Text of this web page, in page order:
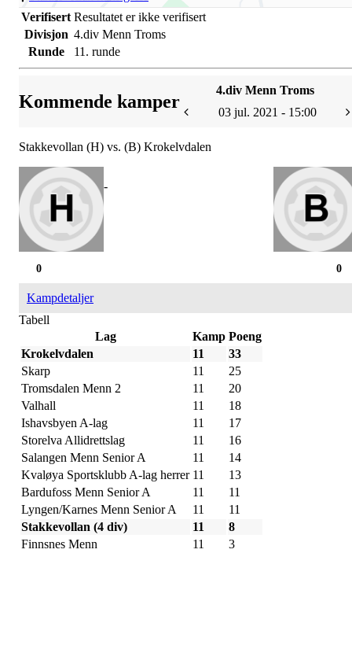
Verifisert Resultatet er ikke verifisert
Divisjon 4.div Menn Troms
Runde
11. runde
Kommende kamper
4.div Menn Troms
03 jul. 2021 - 15:00
Stakkevollan (H) vs. (B) Krokelvdalen
-
0
0
Kampdetaljer
Tabell
Lag
Kamp Poeng
Krokelvdalen
11
33
Skarp
11
25
Tromsdalen Menn 2
11
20
Valhall
11
18
Ishavsbyen A-lag
11
17
Storelva Allidrettslag
11
16
Salangen Menn Senior A
11
14
Kvaløya Sportsklubb A-lag herrer 11
13
Bardufoss Menn Senior A
11
11
Lyngen/Karnes Menn Senior A
11
11
Stakkevollan (4 div)
11
8
Finnsnes Menn
11 3